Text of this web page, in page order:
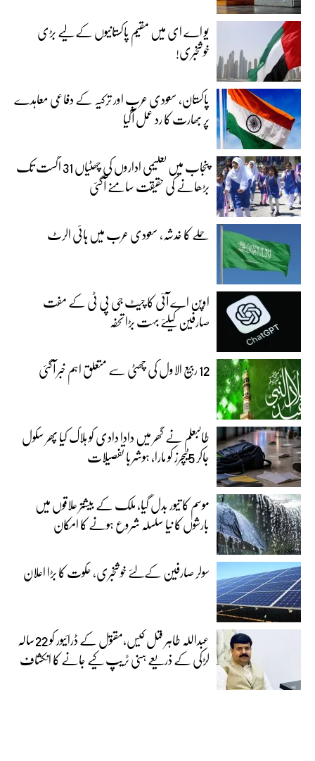
یو اے ای میں مقیم پاکستانیوں کے لیے بڑی
خوشخبری!
پاکستان، سعودی عرب اور ترکیہ کے دفاعی معاہدے
پر بھارت کا رد عمل آگیا
پنجاب میں تعلیمی اداروں کی چھٹیاں 31 اگست تک
بڑھانے کی حقیقت سامنے آگئی
حملے کا خدشہ، سعودی عرب میں ہائی الرٹ
اوپن اے آئی کا چیٹ جی پی ٹی کے مفت
صارفین کیلئے بہت بڑا تحفہ
12 ربیع الاول کی چھٹی سے متعلق اہم خبر آگئی
طالبعلم نے گھر میں دادا دادی کو ہلاک کیا پھر سکول
جاکر 5ٹیچرز کو مارا، ہوشربا تفصیلات
موسم کا تیور بدل گیا، ملک کے بیشتر علاقوں میں
بارشوں کا نیا سلسلہ شروع ہونے کا امکان
سولر صارفین کےلئے خوشخبری، حکوت کا بڑا اعلان
عبداللہ طاہر قتل کیس،مقتول کے ڈرائیور کو 22سالہ
لڑکی کے ذریعے ہنی ٹریپ کیے جانے کا انکشاف